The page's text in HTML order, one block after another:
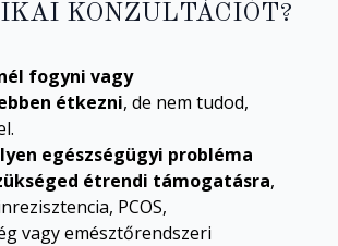
KONZULTÁCIÓT?
fogyni vagy
étkezni, de nem tudod,
egészségügyi probléma
étrendi támogatásra,
PCOS,
vagy emésztőrendszeri